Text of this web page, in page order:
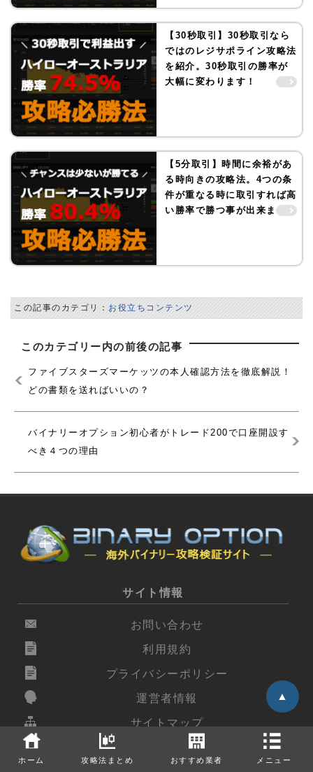
ホーム 攻略法まとめ おすすめ業者 メニュー
【30秒取引】30秒取引なら
ではのレジサポライン攻略法
を紹介。30秒取引の勝率が
大幅に変わります！
【5分取引】時間に余裕があ
る時向きの攻略法。4つの条
件が重なる時に取引すれば高
い勝率で勝つ事が出来ます！
この記事のカテゴリ： お役立ちコンテンツ
このカテゴリー内の前後の記事
ファイブスターズマーケッツの本人確認方法を徹底解説！
どの書類を送ればいいの？
バイナリーオプション初心者がトレード200で口座開設す
べき４つの理由
▲
サイト情報
お問い合わせ
利用規約
プライバシーポリシー
運営者情報
サイトマップ
コンテンツ